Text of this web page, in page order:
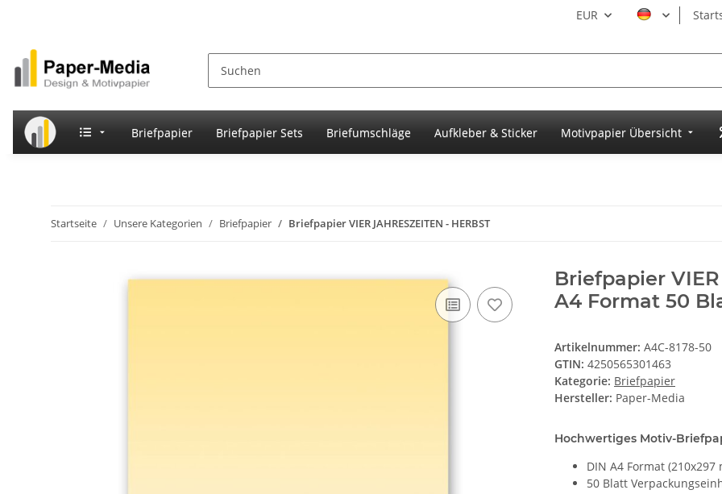
EUR
Briefpapier Briefpapier Sets Briefumschläge Aufkleber & Sticker Motivpapier Übersicht
Startseite Unsere Kategorien Briefpapier Briefpapier VIER JAHRESZEITEN - HERBST
Briefpapier VIER
A4 Format 50
Artikelnummer: A4C-8178-50
GTIN: 4250565301463
Kategorie: Briefpapier
Hersteller: Paper-Media
Hochwertiges Motiv-
DIN A4 Format (210x297
50 Blatt